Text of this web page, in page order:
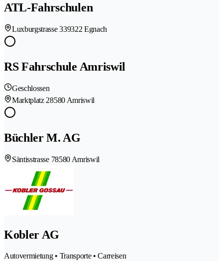
ATL-Fahrschulen
Luxburgstrasse 339322 Egnach
RS Fahrschule Amriswil
Geschlossen
Marktplatz 28580 Amriswil
Büchler M. AG
Säntisstrasse 78580 Amriswil
Kobler AG
Autovermietung • Transporte • Carreisen